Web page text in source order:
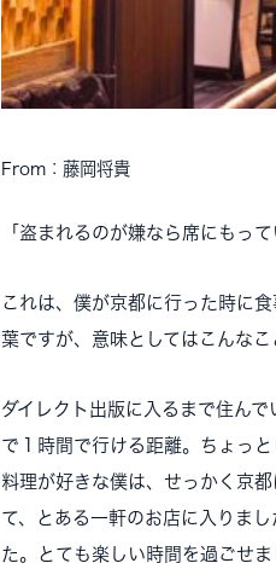
From：藤岡将貴
「盗まれるのが嫌なら席にもって
これは、僕が京都に行った時に
葉ですが、意味としてはこんなこ
ダイレクト出版に入るまで住ん
で１時間で行ける距離。ちょっ
料理が好きな僕は、せっかく京
て、とある一軒のお店に入りま
た。とても楽しい時間を過ごせま